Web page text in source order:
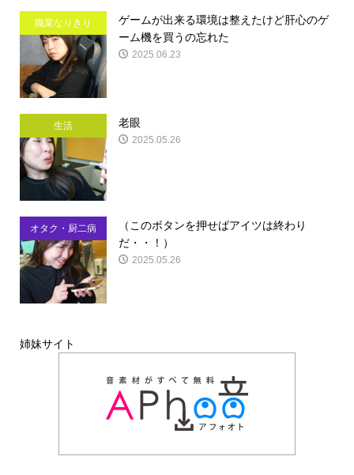
職業なりきり
ゲームが出来る環境は整えたけど肝心のゲ
ーム機を買うの忘れた
2025.06.23
生活 老眼
2025.05.26
オタク・厨二病
（このボタンを押せばアイツは終わり
だ・・！）
2025.05.26
姉妹サイト